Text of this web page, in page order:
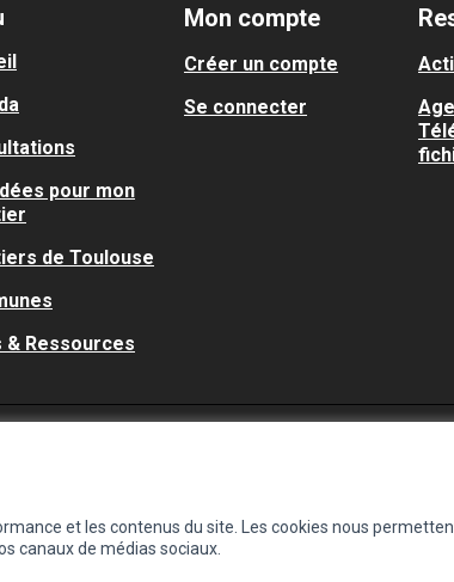
et les contenus du site. Les cookies nous
canaux de médias sociaux.
pour mon
de Toulouse
& Ressources
Mon compte
Créer un compte
Se connecter